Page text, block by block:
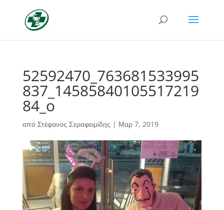
52592470_763681533995
837_14585840105517219
84_o
από Στέφανος Σεραφειμίδης | Μαρ 7, 2019